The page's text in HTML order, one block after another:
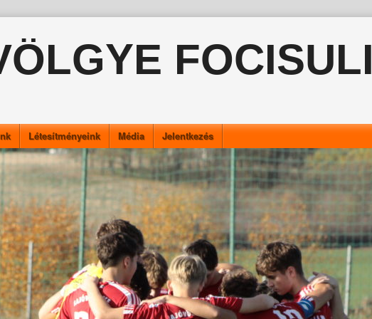
FOCISULI
Létesítményeink Média Jelentkezés